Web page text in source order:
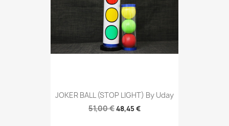
JOKER BALL (STOP LIGHT) By Uday
51,00 €48,45 €